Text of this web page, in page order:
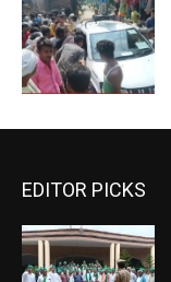
EDITOR PICKS